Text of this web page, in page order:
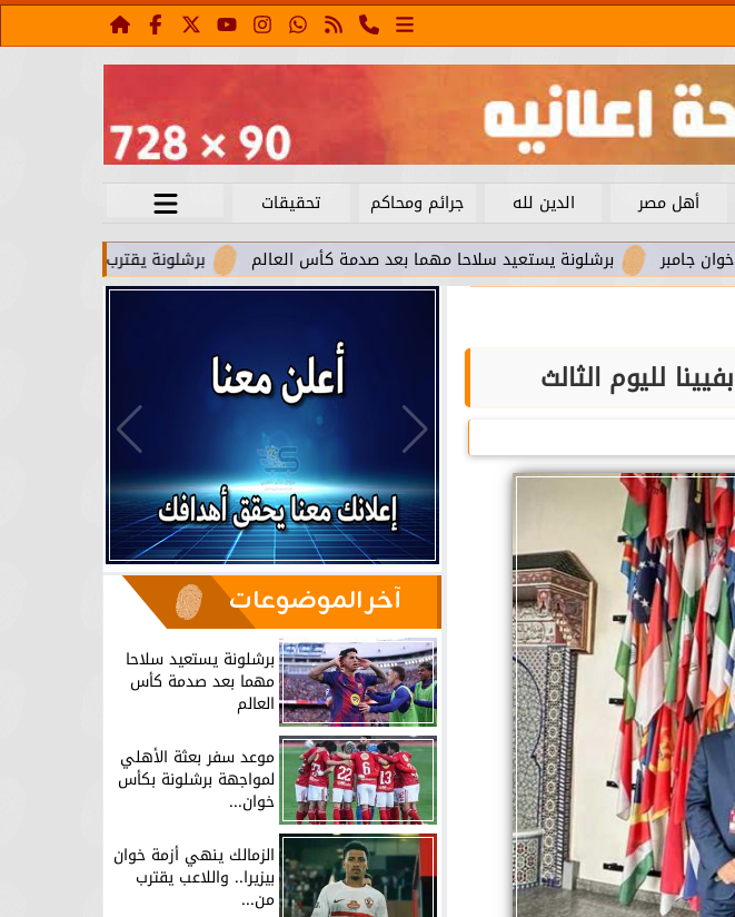
أهل مصر الدين لله جرائم ومحاكم
تحقيقات
برشلونة يقترب من استعادة جواو كانسيلو
برشلونة يستعيد سلاحا مهما بعد صدمة كأس العالم
لليوم الثالث
آخر الموضوعات
برشلونة يستعيد سلاحا
مهما بعد صدمة كأس
العالم
موعد سفر بعثة الأهلي
لمواجهة برشلونة بكأس
خوان...
الزمالك ينهي أزمة خوان
بيزيرا.. واللاعب يقترب
من...